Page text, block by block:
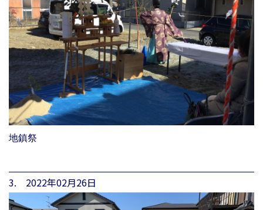
地鎮祭
3. 2022年02月26日